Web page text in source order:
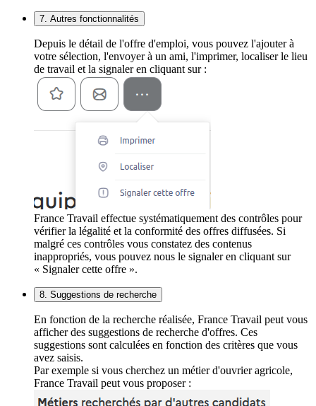
7. Autres fonctionnalités
Depuis le détail de l'offre d'emploi, vous pouvez l'ajouter à
votre sélection, l'envoyer à un ami, l'imprimer, localiser le lieu
de travail et la signaler en cliquant sur :
France Travail effectue systématiquement des contrôles pour
vérifier la légalité et la conformité des offres diffusées. Si
malgré ces contrôles vous constatez des contenus
inappropriés, vous pouvez nous le signaler en cliquant sur
« Signaler cette offre ».
8. Suggestions de recherche
En fonction de la recherche réalisée, France Travail peut vous
afficher des suggestions de recherche d'offres. Ces
suggestions sont calculées en fonction des critères que vous
avez saisis.
Par exemple si vous cherchez un métier d'ouvrier agricole,
France Travail peut vous proposer :